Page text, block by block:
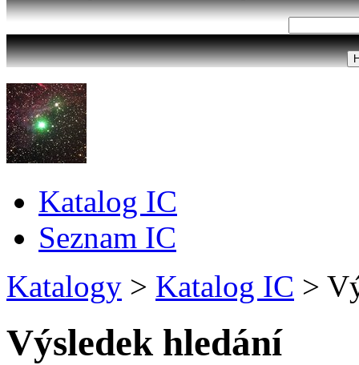
Katalog IC
Seznam IC
Katalogy > Katalog IC >
Výsledek hledání